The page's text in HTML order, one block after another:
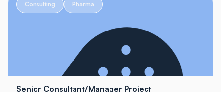
Consulting Pharma
Senior Consultant/Manager Project